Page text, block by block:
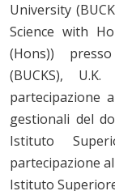
University
Science with
(Hons))
(BUCKS),
partecipazione
gestionali del
Istituto
partecipazione
Istituto